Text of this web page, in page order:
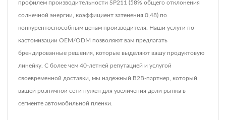
профилем производительности SP211 (58% общего отклонения
солнечной энергии, коэффициент затенения 0,48) по
конкурентоспособным ценам производителя. Наши услуги по
кастомизации OEM/ODM позволяют вам предлагать
брендированные решения, которые выделяют вашу продуктовую
линейку. С более чем 40-летней репутацией и услугой
своевременной доставки, мы надежный B2B-партнер, который
вашей розничной сети нужен для увеличения доли рынка в
сегменте автомобильной пленки.